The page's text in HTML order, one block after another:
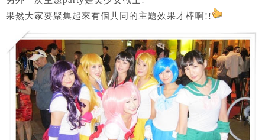
果然大家要聚集起來有個共同的主題效果才棒啊!!